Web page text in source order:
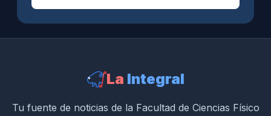
La Integral
Tu fuente de noticias de la Facultad de Ciencias Físico